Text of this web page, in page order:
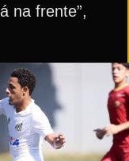
na frente”,